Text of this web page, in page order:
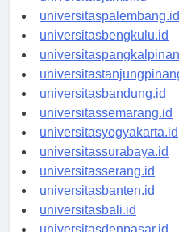
universitasjambi.id
universitaspalembang.id
universitasbengkulu.id
universitasbandung.id
universitassemarang.id
universitasyogyakarta.id
universitassurabaya.id
universitasserang.id
universitasbanten.id
universitasbali.id